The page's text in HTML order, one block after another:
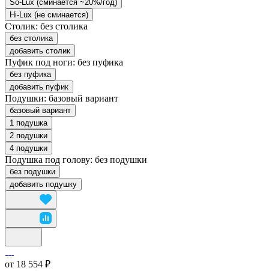
So-Lux (cминается ~20%/год)
Hi-Lux (не сминается)
Столик: без столика
без столика
добавить столик
Пуфик под ноги: без пуфика
без пуфика
добавить пуфик
Подушки: базовый вариант
базовый вариант
1 подушка
2 подушки
4 подушки
Подушка под голову: без подушки
без подушки
добавить подушку
от 18 554 ₽